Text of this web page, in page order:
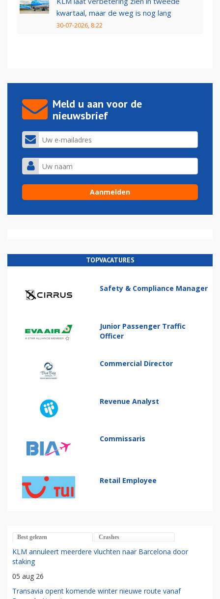
kwartaal, maar de weg is nog lang
30-07-2026, 8:22
Meld u aan voor de
nieuwsbrief
TOPVACATURES
Safety & Compliance Manager
Junior Passenger Traffic
Officer
Commercial Director
Revenue Analyst
Commissaris
Retail Employee
Best gelezen Crashes
KLM annuleert meerdere vluchten naar Barcelona door
staking
05 aug 26
Transavia opent komende winter nieuwe route vanaf